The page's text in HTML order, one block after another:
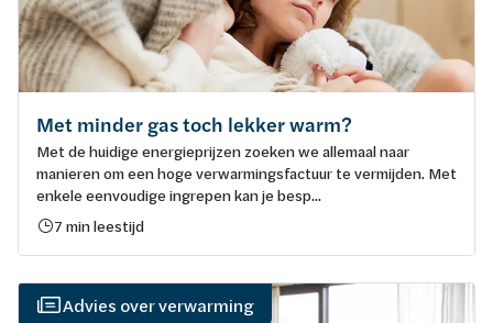
Met minder gas toch lekker warm?
Met de huidige energieprijzen zoeken we allemaal naar
manieren om een hoge verwarmingsfactuur te vermijden. Met
enkele eenvoudige ingrepen kan je besp...
7 min leestijd
Advies over verwarming